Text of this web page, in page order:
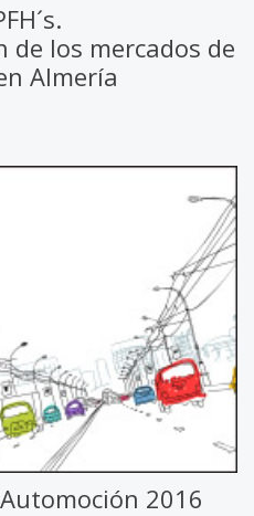
los mercados de
Almería
2016